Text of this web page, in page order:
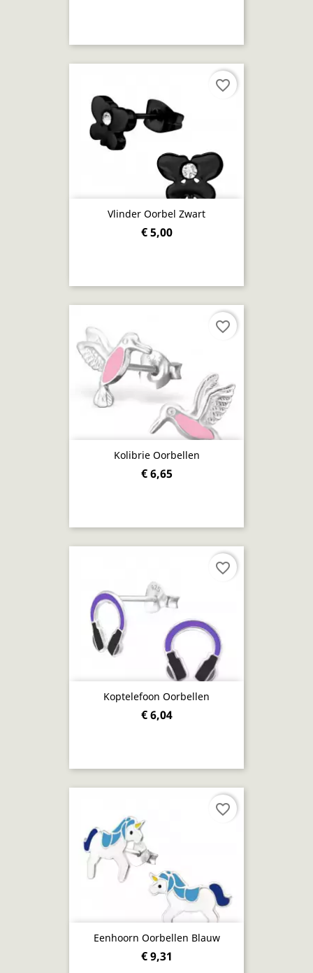
Vlinder Oorbel Zwart
€ 5,00
favorite_border
Kolibrie Oorbellen
€ 6,65
favorite_border
Koptelefoon Oorbellen
€ 6,04
favorite_border
Eenhoorn Oorbellen Blauw
€ 9,31
favorite_border